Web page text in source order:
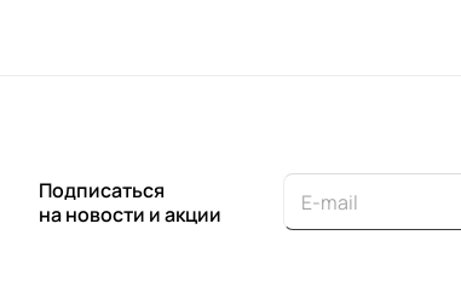
Подписаться
на новости и акции